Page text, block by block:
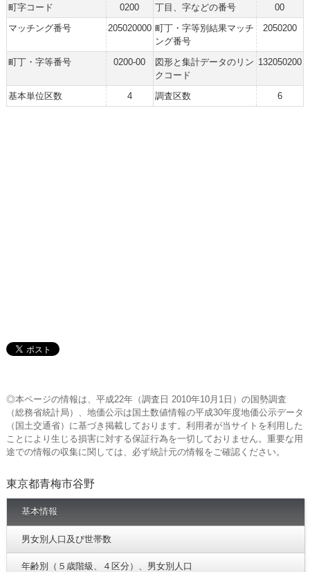
町字コード 0200 丁目、字などの番号
00
マッチング番号
205020000 町丁・字等別結果マッチ
ング番号
2050200
町丁・字等番号 0200-00
図形と集計データのリン
クコード
132050200
基本単位区数 4 調査区数 6
◎本ページの情報は、平成22年（調査日 2010年10月1日）の国勢調査
（総務省統計局）、地価公示は国土数値情報の平成30年度地価公示データ
（国土交通省）に基づき掲載しております。利用者が当サイトを利用した
ことにより生じる損害に対する保証行為を一切しておりません。重要な用
途での情報の収集に関しては、必ず統計元の情報をご確認ください。
東京都青梅市谷野
基本情報
男女別人口及び世帯数
年齢別（５歳階級、４区分）、男女別人口